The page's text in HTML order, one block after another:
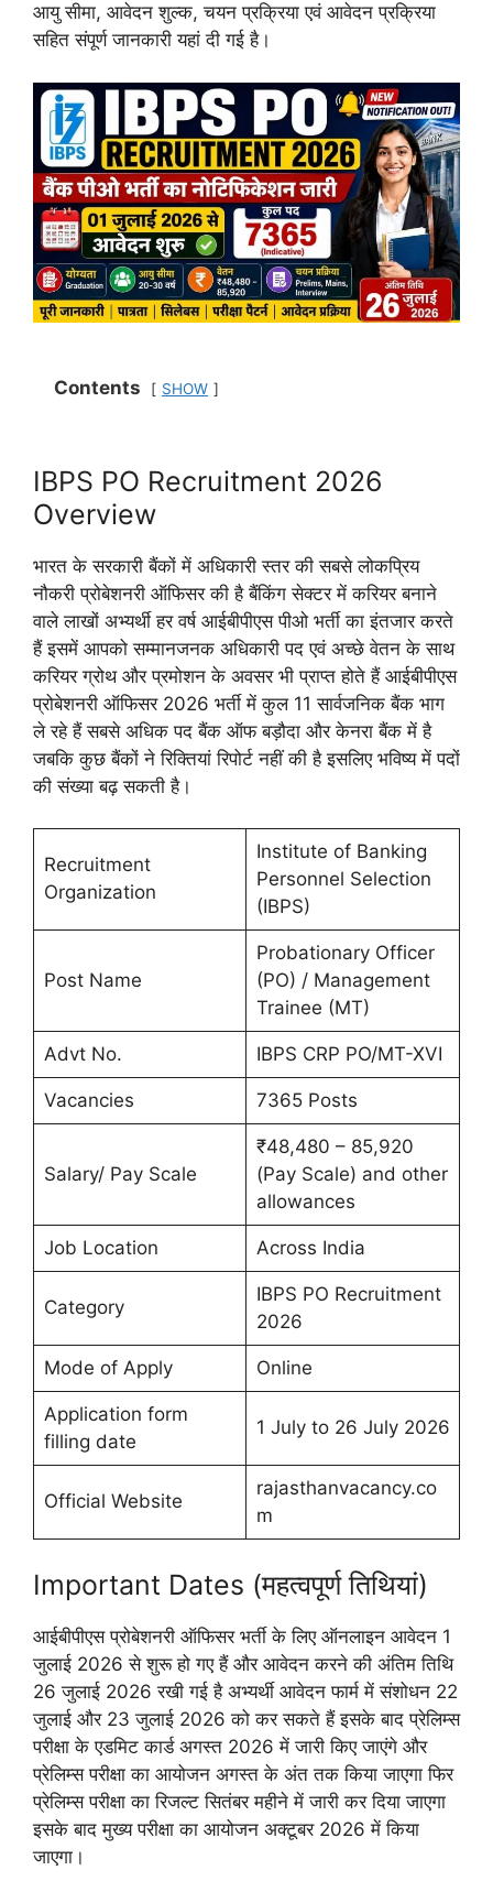
आयु सीमा, आवेदन शुल्क, चयन प्रक्रिया एवं आवेदन प्रक्रिया
सहित संपूर्ण जानकारी यहां दी गई है।
Contents SHOW
IBPS PO Recruitment 2026
Overview
भारत के सरकारी बैंकों में अधिकारी स्तर की सबसे लोकप्रिय
नौकरी प्रोबेशनरी ऑफिसर की है बैंकिंग सेक्टर में करियर बनाने
वाले लाखों अभ्यर्थी हर वर्ष आईबीपीएस पीओ भर्ती का इंतजार करते
हैं इसमें आपको सम्मानजनक अधिकारी पद एवं अच्छे वेतन के साथ
करियर ग्रोथ और प्रमोशन के अवसर भी प्राप्त होते हैं आईबीपीएस
प्रोबेशनरी ऑफिसर 2026 भर्ती में कुल 11 सार्वजनिक बैंक भाग
ले रहे हैं सबसे अधिक पद बैंक ऑफ बड़ौदा और केनरा बैंक में है
जबकि कुछ बैंकों ने रिक्तियां रिपोर्ट नहीं की है इसलिए भविष्य में पदों
की संख्या बढ़ सकती है।
Recruitment
Organization
Institute of Banking
Personnel Selection
(IBPS)
Post Name
Probationary Officer
(PO) / Management
Trainee (MT)
Advt No. IBPS CRP PO/MT-XVI
Vacancies 7365 Posts
Salary/ Pay Scale
₹48,480 – 85,920
(Pay Scale) and other
allowances
Job Location Across India
Category
IBPS PO Recruitment
2026
Mode of Apply Online
Application form
filling date
1 July to 26 July 2026
Official Website
rajasthanvacancy.co
m
Important Dates (महत्वपूर्ण तिथियां)
आईबीपीएस प्रोबेशनरी ऑफिसर भर्ती के लिए ऑनलाइन आवेदन 1
जुलाई 2026 से शुरू हो गए हैं और आवेदन करने की अंतिम तिथि
26 जुलाई 2026 रखी गई है अभ्यर्थी आवेदन फार्म में संशोधन 22
जुलाई और 23 जुलाई 2026 को कर सकते हैं इसके बाद प्रेलिम्स
परीक्षा के एडमिट कार्ड अगस्त 2026 में जारी किए जाएंगे और
प्रेलिम्स परीक्षा का आयोजन अगस्त के अंत तक किया जाएगा फिर
प्रेलिम्स परीक्षा का रिजल्ट सितंबर महीने में जारी कर दिया जाएगा
इसके बाद मुख्य परीक्षा का आयोजन अक्टूबर 2026 में किया
जाएगा।